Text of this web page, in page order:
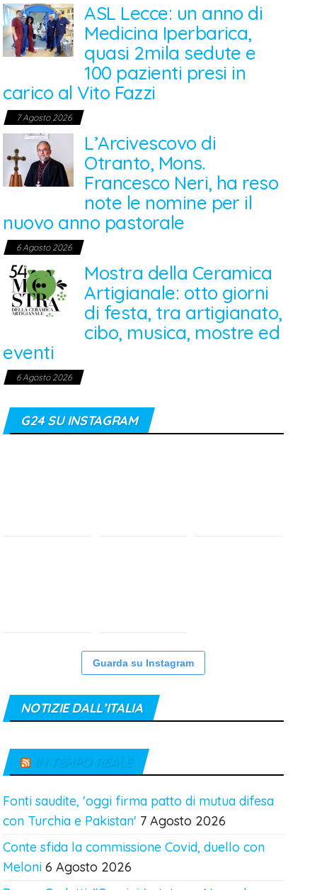
ASL Lecce: un anno di
Medicina Iperbarica,
quasi 2mila sedute e
100 pazienti presi in
carico al Vito Fazzi
7 Agosto 2026
L’Arcivescovo di
Otranto, Mons.
Francesco Neri, ha reso
note le nomine per il
nuovo anno pastorale
6 Agosto 2026
Mostra della Ceramica
Artigianale: otto giorni
di festa, tra artigianato,
cibo, musica, mostre ed
eventi
6 Agosto 2026
G24 SU INSTAGRAM
Guarda su Instagram
NOTIZIE DALL’ITALIA
IN TEMPO REALE
Fonti saudite, 'oggi firma patto di mutua difesa
con Turchia e Pakistan' 7 Agosto 2026
Conte sfida la commissione Covid, duello con
Meloni 6 Agosto 2026